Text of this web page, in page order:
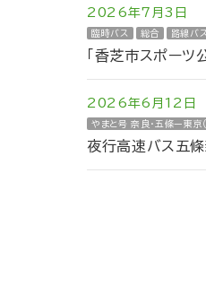
2026年7月3日
臨時バス 総合 路線バス
「香芝市スポーツ
2026年6月12日
やまと号 奈良・五條ー東京
夜行高速バス五